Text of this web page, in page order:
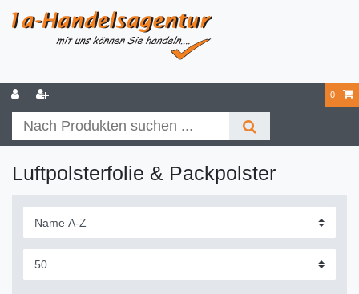
0
Luftpolsterfolie & Packpolster